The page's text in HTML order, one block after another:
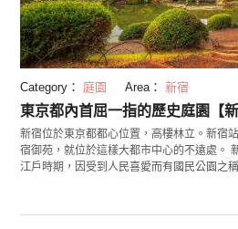
Category： 庭園 Area： 新宿
東京都內首屈一指的歷史庭園【新
新宿位於東京都都心位置，高樓林立。新宿
宿御苑，就位於這樣大都市中心的不遠處。
江戶時期，因受到人民喜愛而有國民公園之稱